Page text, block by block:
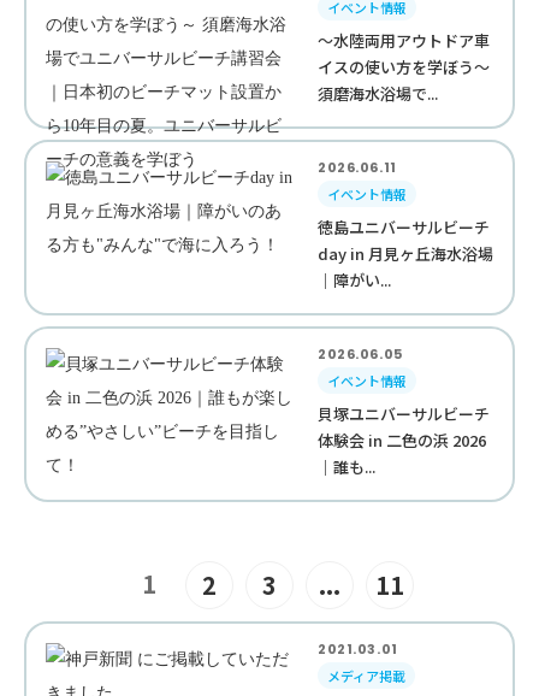
イベント情報
～水陸両用アウトドア車
イスの使い方を学ぼう～
須磨海水浴場で...
2026.06.11
イベント情報
徳島ユニバーサルビーチ
day in 月見ヶ丘海水浴場
｜障がい...
2026.06.05
イベント情報
貝塚ユニバーサルビーチ
体験会 in 二色の浜 2026
｜誰も...
1 2 3 ... 11
2021.03.01
メディア掲載